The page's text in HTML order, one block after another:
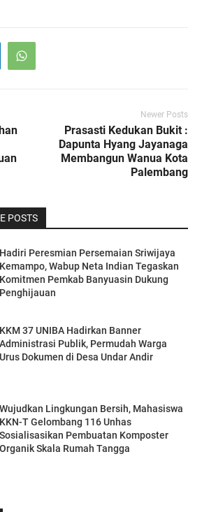
Newer Posts
Prasasti Kedukan Bukit :
Dapunta Hyang Jayanaga
Membangun Wanua Kota
Palembang
POSTS
Hadiri Peresmian Persemaian Sriwijaya
Kemampo, Wabup Neta Indian Tegaskan
Komitmen Pemkab Banyuasin Dukung
Penghijauan
KKM 37 UNIBA Hadirkan Banner
Administrasi Publik, Permudah Warga
Urus Dokumen di Desa Undar Andir
Wujudkan Lingkungan Bersih, Mahasiswa
KKN-T Gelombang 116 Unhas
Sosialisasikan Pembuatan Komposter
Organik Skala Rumah Tangga